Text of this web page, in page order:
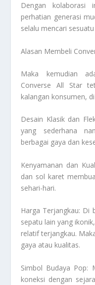
Dengan kolaborasi
perhatian generasi
selalu mencari
Alasan Membeli
Maka kemudian
Converse All Star
kalangan konsumen,
Desain Klasik dan
yang sederhana
berbagai gaya dan
Kenyamanan dan
dan sol karet
sehari-hari.
Harga Terjangkau: Di
sepatu lain yang
relatif terjangkau.
gaya atau kualitas.
Simbol Budaya Pop:
koneksi dengan